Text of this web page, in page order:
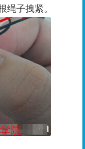
绳子拽紧。